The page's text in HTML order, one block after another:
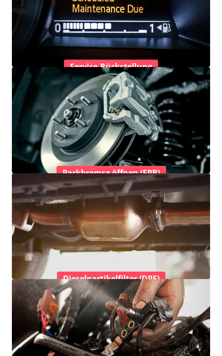
Service-Rückstellung
Parkbremse öffnen (EPB)
Dieselpartikelfilter (DPF)